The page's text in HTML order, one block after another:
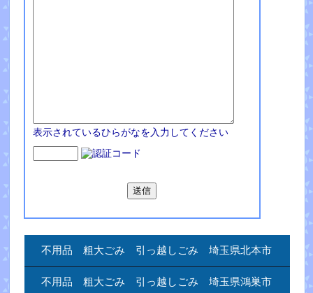
表示されているひらがなを入力してください
不用品 粗大ごみ 引っ越しごみ 埼玉県北本市
不用品 粗大ごみ 引っ越しごみ 埼玉県鴻巣市